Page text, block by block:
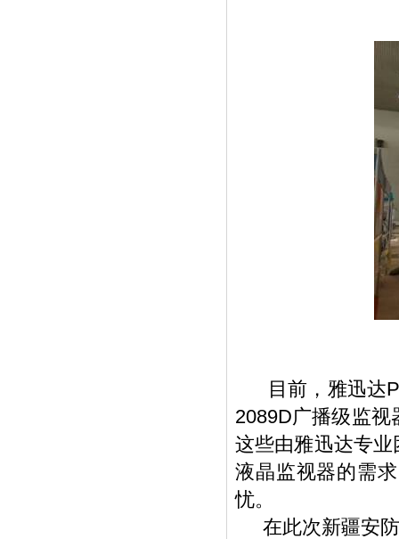
目前，雅迅达
2089D广播级监
这些由雅迅达专
液晶监视器的需
忧。
在此次新疆安防